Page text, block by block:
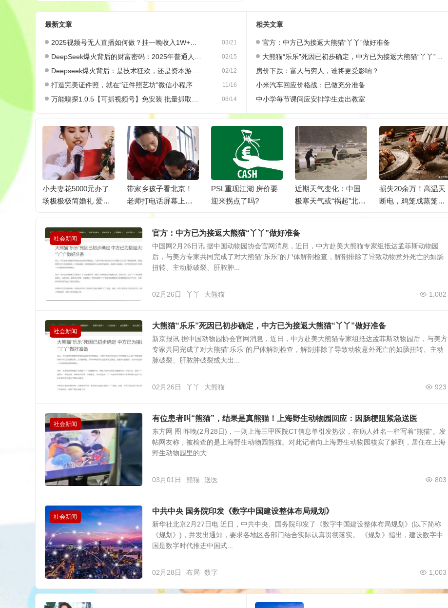
“丫丫”做好准备
最新文章
03/21
2025视频号无人直播如何做？挂一晚收入1W+，这份教程，小白可做~
02/15
DeepSeek爆火背后的财富密码：2025年普通人如何抓住AI创业风口？
02/12
Deepseek爆火背后：是技术狂欢，还是资本游戏？
11/16
打造完美证件照，就在“证件照艺坊”微信小程序
08/14
万能嗅探1.0.5【可抓视频号】免安装 批量抓取媒体文件
相关文章
官方：中方已为接返大熊猫“丫丫”做好准备
大熊猫“乐乐”死因已初步确定，中方已为接返大熊猫“丫丫”做好准备
房价下跌：富人与穷人，谁将更受影响？
小米汽车回应价格战：已做充分准备
中小学每节课间应安排学生走出教室
应安
小夫妻花5000元办了
场极极极简婚礼 爱意
带家乡孩子看北京！
老师打电话屏幕上涌
出一堆小脑袋，眼睛
PSL重现江湖 房价要
迎来拐点了吗?
近期天气变化：中国
极寒天气或“祸起”北极
损失20余万！高温天
断电，鸡笼成蒸笼热
社会新闻
官方：中方已为接返大熊猫“丫丫”做好准备
中国网2月26日讯 据中国动物园协会官网消息，近日，中方赴美大熊猫专家组抵达孟菲斯动物园
后，与美方专家共同完成了对大熊猫“乐乐”的尸体解剖检查，解剖排除了导致动物意外死亡的如肠
扭转、主动脉破裂、肝脓肿...
02月26日 1,082
丫丫 大熊猫
社会新闻
大熊猫“乐乐”死因已初步确定，中方已为接返大熊猫“丫丫”做好准备
新京报讯 据中国动物园协会官网消息，近日，中方赴美大熊猫专家组抵达孟菲斯动物园后，与美方
专家共同完成了对大熊猫“乐乐”的尸体解剖检查，解剖排除了导致动物意外死亡的如肠扭转、主动
脉破裂、肝脓肿破裂或大出...
02月26日 923
丫丫 大熊猫
社会新闻
有位患者叫“熊猫”，结果是真熊猫！上海野生动物园回应：因肠梗阻紧急送医
东方网 图 昨晚(2月28日)，一则上海三甲医院CT信息单引发热议，在病人姓名一栏写着“熊猫”。发
帖网友称，被检查的是上海野生动物园熊猫。对此记者向上海野生动物园核实了解到，居住在上海
野生动物园里的大...
03月01日 803
熊猫 送医
社会新闻
中共中央 国务院印发《数字中国建设整体布局规划》
新华社北京2月27日电 近日，中共中央、国务院印发了《数字中国建设整体布局规划》(以下简称
《规划》)，并发出通知，要求各地区各部门结合实际认真贯彻落实。 《规划》指出，建设数字中
国是数字时代推进中国式...
02月28日 1,003
布局 数字